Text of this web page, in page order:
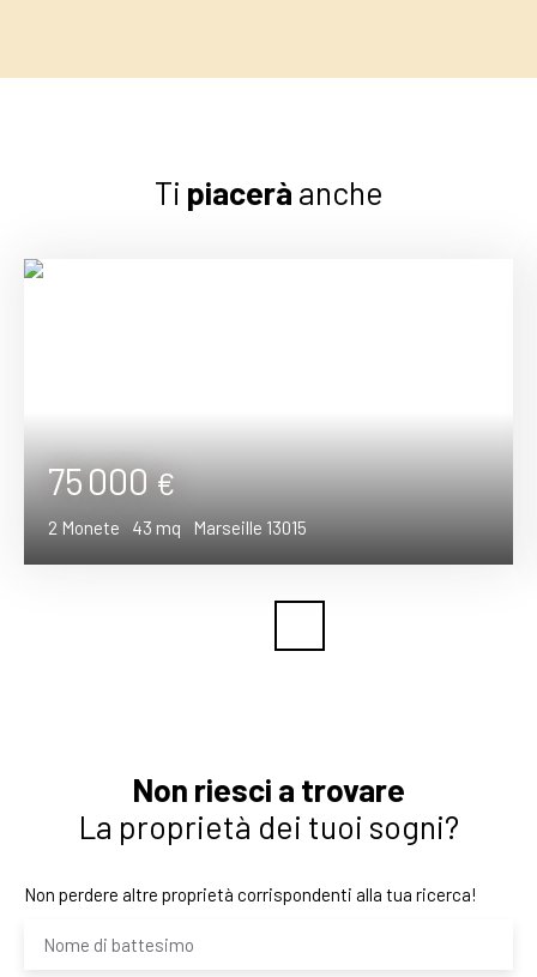
Ti piacerà anche
75 000€
2 Monete 43 mq Marseille 13015
Non riesci a trovare
La proprietà dei tuoi sogni?
Non perdere altre proprietà corrispondenti alla tua ricerca!
Nome di battesimo